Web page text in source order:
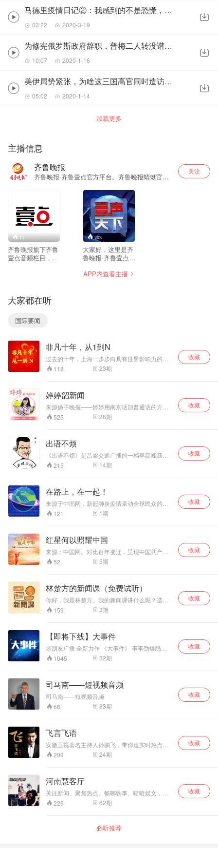
马德里疫情日记②：我感到的不是恐慌，而是寂寥
03:22 2020-3-19
为修宪俄罗斯政府辞职，普梅二人转没谱了？
10:07 2020-1-16
美伊局势紧张，为啥这三国高官同时造访伊朗
05:02 2020-1-14
加载更多
主播信息
齐鲁晚报
齐鲁晚报·齐鲁壹点官方平台。齐鲁晚报蜻蜓官方
关注
12
齐鲁晚报旗下齐鲁
壹点音频栏目，主
203
大家好，这里是齐
鲁晚报·齐鲁壹点音
下》，陪您听世
APP内查看主播
大家都在听
国际要闻
非凡十年，从1到N
过去的十年，上海一步步向具有世界影响力的社
会主义现代化国际大都市迈进。为迎接党的二十
大胜利召开，上海广播推出《非凡十年》系列主
城市从无到有的美好变迁发展故事。（来源：
990早新闻）
118 23期
收藏
婷婷韶新闻
来源扬子晚报——婷婷用南京话加普通话的方
式，通俗易懂的向网友朋友们介绍最新的社会热
点、南京的风土人情、美食、美 景、南京典故以
样的听觉感受。
525 26期
收藏
出语不烦
《出语不烦》是吕梁交通广播的一档早高峰新闻
话题脱口秀节目。振宇，山西十佳栏目主持人，
全省广播主持类一等奖获得者，“吕梁百佳新闻工
215 14期
收藏
在路上，在一起！
来源于中国网，新冠肺炎疫情牵动全球民众的
心。面对挑战，包括多位格莱美奖得主在内的50
位“国乐复兴计划”全球合作音乐人共同创作了一首
曲由中唱集团、十三月文化、中国网、澎湃新闻
出品。
121 1期
收藏
红星何以照耀中国
来源：中国网。对比百年变迁，呈现中国共产党
成立100年来的辉煌历程。
52 5期
收藏
林楚方的新闻课（免费试听）
你好，我是林楚方。我的新闻课讲什么呢？选题
有什么标准呢？会收获什么？ 首先，不错过重要
新闻。 其次，对抗碎片信息。 第三，帮你习惯深
六，学会甄别信息，什么是假？什么是危险？什
么是安全？ 第七，做代际沟通的桥梁，就是餐
桌、上学路上，孩子和家长随时可以讨论和彼此
倾听。 第八，让你的表达更自信。 这八条是我做
新闻课两年多来，和家长同学共同总结出来的。
159 3期
收藏
【即将下线】大事件
老朋友广播 全新力作 《大事件》 事事劲爆隐秘
件件扣人心弦 微信：minihudong 杭州电台老朋
友广播合作联系0571-89833222 橙讯电台 蜻蜓
1045 32期
收藏
司马南——短视频音频
司马南——短视频音频
68
83期
收藏
飞言飞语
安徽卫视著名主持人孙鹏飞，带你追实时热点，
品社会百态
209 24期
收藏
河南慧客厅
关注新闻、聚焦热点、畅聊轶事、喷喷娱文，河
南新闻广播FM95.5《与你同行》，用最初的心，
陪你走最远的路。每天17:15-18:30直播，搜
229 62期
收藏
必听推荐